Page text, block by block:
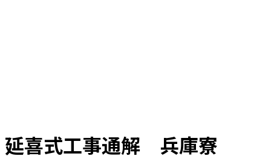
延喜式工事通解 兵庫寮